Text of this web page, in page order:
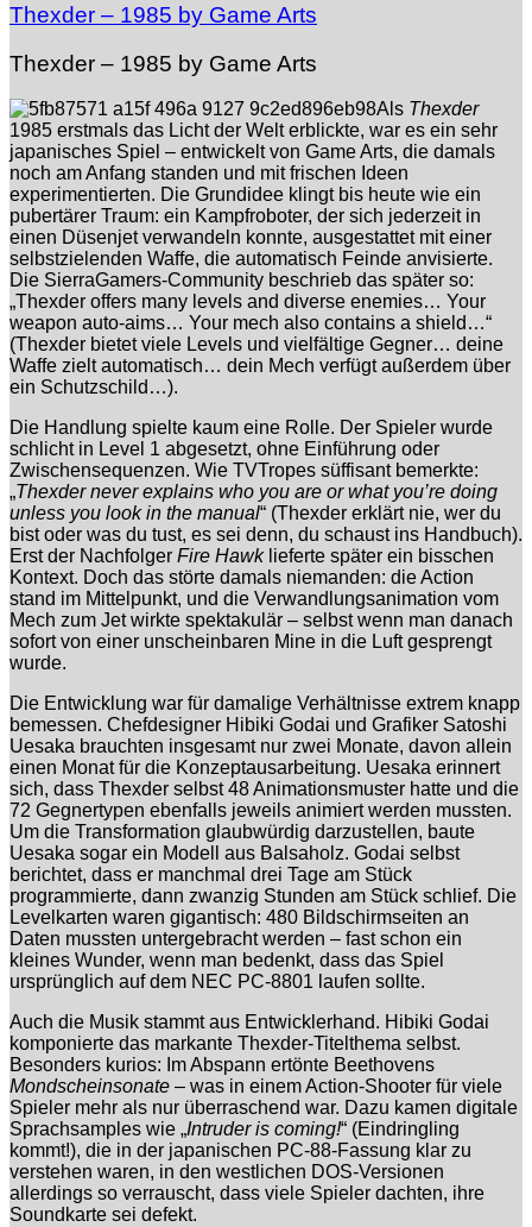
Thexder – 1985 by Game Arts
Thexder – 1985 by Game Arts
Als Thexder
1985 erstmals das Licht der Welt erblickte, war es ein sehr
japanisches Spiel – entwickelt von Game Arts, die damals
noch am Anfang standen und mit frischen Ideen
experimentierten. Die Grundidee klingt bis heute wie ein
pubertärer Traum: ein Kampfroboter, der sich jederzeit in
einen Düsenjet verwandeln konnte, ausgestattet mit einer
selbstzielenden Waffe, die automatisch Feinde anvisierte.
Die SierraGamers-Community beschrieb das später so:
„Thexder offers many levels and diverse enemies… Your
weapon auto-aims… Your mech also contains a shield…“
(Thexder bietet viele Levels und vielfältige Gegner… deine
Waffe zielt automatisch… dein Mech verfügt außerdem über
ein Schutzschild…).
Die Handlung spielte kaum eine Rolle. Der Spieler wurde
schlicht in Level 1 abgesetzt, ohne Einführung oder
Zwischensequenzen. Wie TVTropes süffisant bemerkte:
„Thexder never explains who you are or what you’re doing
unless you look in the manual“ (Thexder erklärt nie, wer du
bist oder was du tust, es sei denn, du schaust ins Handbuch).
Erst der Nachfolger Fire Hawklieferte später ein bisschen
Kontext. Doch das störte damals niemanden: die Action
stand im Mittelpunkt, und die Verwandlungsanimation vom
Mech zum Jet wirkte spektakulär – selbst wenn man danach
sofort von einer unscheinbaren Mine in die Luft gesprengt
wurde.
Die Entwicklung war für damalige Verhältnisse extrem knapp
bemessen. Chefdesigner Hibiki Godai und Grafiker Satoshi
Uesaka brauchten insgesamt nur zwei Monate, davon allein
einen Monat für die Konzeptausarbeitung. Uesaka erinnert
sich, dass Thexder selbst 48 Animationsmuster hatte und die
72 Gegnertypen ebenfalls jeweils animiert werden mussten.
Um die Transformation glaubwürdig darzustellen, baute
Uesaka sogar ein Modell aus Balsaholz. Godai selbst
berichtet, dass er manchmal drei Tage am Stück
programmierte, dann zwanzig Stunden am Stück schlief. Die
Levelkarten waren gigantisch: 480 Bildschirmseiten an
Daten mussten untergebracht werden – fast schon ein
kleines Wunder, wenn man bedenkt, dass das Spiel
ursprünglich auf dem NEC PC-8801 laufen sollte.
Auch die Musik stammt aus Entwicklerhand. Hibiki Godai
komponierte das markante Thexder-Titelthema selbst.
Besonders kurios: Im Abspann ertönte Beethovens
Mondscheinsonate – was in einem Action-Shooter für viele
Spieler mehr als nur überraschend war. Dazu kamen digitale
Sprachsamples wie „Intruder is coming!“ (Eindringling
kommt!), die in der japanischen PC-88-Fassung klar zu
verstehen waren, in den westlichen DOS-Versionen
allerdings so verrauscht, dass viele Spieler dachten, ihre
Soundkarte sei defekt.